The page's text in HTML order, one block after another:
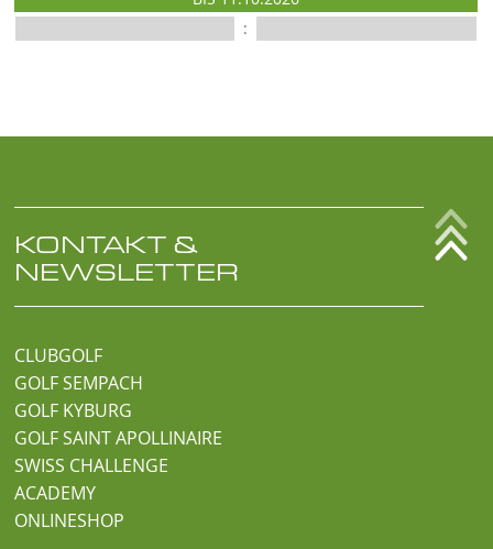
:
KONTAKT &
NEWSLETTER
CLUBGOLF
GOLF SEMPACH
GOLF KYBURG
GOLF SAINT APOLLINAIRE
SWISS CHALLENGE
ACADEMY
ONLINESHOP